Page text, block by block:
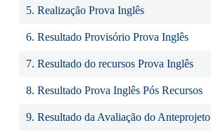
5. Realização Prova Inglês
6. Resultado Provisório Prova Inglês
7. Resultado do recursos Prova Inglês
8. Resultado Prova Inglês Pós Recursos
9. Resultado da Avaliação do Anteprojeto